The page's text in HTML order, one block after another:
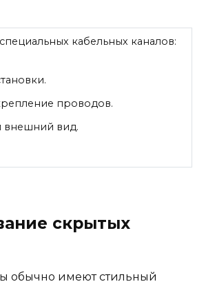
кабельных каналов:
проводов.
внешний вид.
скрытых
обычно имеют стильный